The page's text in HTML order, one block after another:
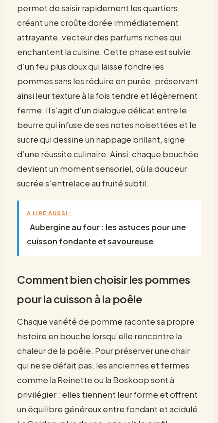
permet de saisir rapidement les quartiers,
créant une croûte dorée immédiatement
attrayante, vecteur des parfums riches qui
enchantent la cuisine. Cette phase est suivie
d’un feu plus doux qui laisse fondre les
pommes sans les réduire en purée, préservant
ainsi leur texture à la fois tendre et légèrement
ferme. Il s’agit d’un dialogue délicat entre le
beurre qui infuse de ses notes noisettées et le
sucre qui dessine un nappage brillant, signe
d’une réussite culinaire. Ainsi, chaque bouchée
devient un moment sensoriel, où la douceur
sucrée s’entrelace au fruité subtil.
A LIRE AUSSI :
Aubergine au four : les astuces pour une
cuisson fondante et savoureuse
Comment bien choisir les pommes
pour la cuisson à la poêle
Chaque variété de pomme raconte sa propre
histoire en bouche lorsqu’elle rencontre la
chaleur de la poêle. Pour préserver une chair
qui ne se défait pas, les anciennes et fermes
comme la Reinette ou la Boskoop sont à
privilégier : elles tiennent leur forme et offrent
un équilibre généreux entre fondant et acidulé.